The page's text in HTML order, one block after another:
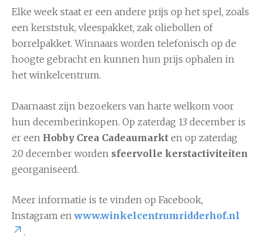
Elke week staat er een andere prijs op het spel, zoals
een kerststuk, vleespakket, zak oliebollen of
borrelpakket. Winnaars worden telefonisch op de
hoogte gebracht en kunnen hun prijs ophalen in
het winkelcentrum.
Daarnaast zijn bezoekers van harte welkom voor
hun decemberinkopen. Op zaterdag 13 december is
er een Hobby Crea Cadeaumarkt en op zaterdag
20 december worden sfeervolle kerstactiviteiten
georganiseerd.
Meer informatie is te vinden op Facebook,
Instagram enwww.winkelcentrumridderhof.nl
.